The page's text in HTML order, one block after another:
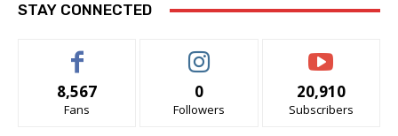
STAY CONNECTED
8,567
Fans
0
Followers
20,910
Subscribers